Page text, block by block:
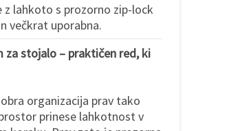
lahkoto s prozorno zip-lock
večkrat uporabna.
za stojalo – praktičen red, ki
organizacija prav tako
prinese lahkotnost v